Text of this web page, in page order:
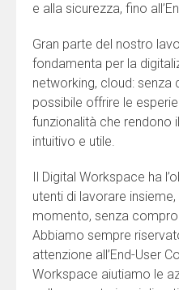
e alla sicurezza, fino
Gran parte del nostro
fondamenta per la
networking, cloud: senza
possibile offrire le
funzionalità che rendono
intuitivo e utile.
Il Digital Workspace ha
utenti di lavorare
momento, senza
Abbiamo sempre
attenzione all’End-User
Workspace aiutiamo le